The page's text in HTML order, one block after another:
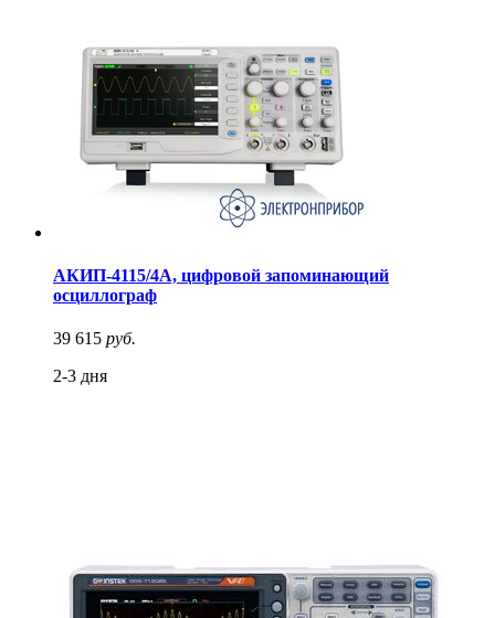
АКИП-4115/4А, цифровой запоминающий
осциллограф
39 615 руб.
2-3 дня